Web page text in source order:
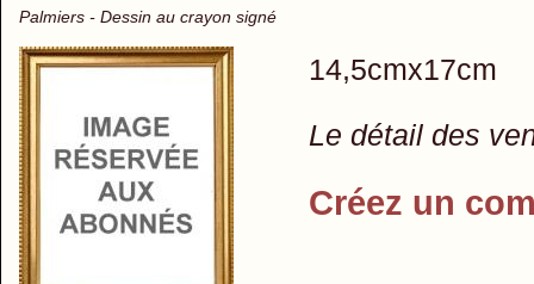
Palmiers - Dessin au crayon signé
14,5cmx17cm
Le détail des
Créez un